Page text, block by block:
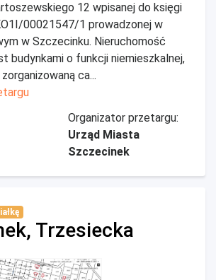
12 wpisanej do księgi
00021547/1 prowadzonej w
w Szczecinku. Nieruchomość
budynkami o funkcji niemieszkalnej,
ca...
Organizator przetargu:
Urząd Miasta
Szczecinek
Trzesiecka